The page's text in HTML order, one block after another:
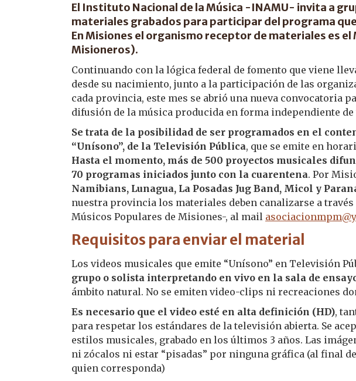
El Instituto Nacional de la Música -INAMU- invita a
materiales grabados para participar del programa que
En Misiones el organismo receptor de materiales es el
Misioneros).
Continuando con la lógica federal de fomento que viene
desde su nacimiento, junto a la participación de las
cada provincia, este mes se abrió una nueva convocatoria
difusión de la música producida en forma independiente de
Se trata de la posibilidad de ser programados en el
“Unísono”, de la Televisión Pública, que se emite en
Hasta el momento, más de 500 proyectos musicales
70 programas iniciados junto con la cuarentena. Por
Namibians, Lunagua, La Posadas Jug Band, Micol y
nuestra provincia los materiales deben canalizarse a
Músicos Populares de Misiones-, al mail
Requisitos para enviar el material
Los videos musicales que emite “Unísono” en Televisión
grupo o solista interpretando en vivo en la sala de
ámbito natural. No se emiten video-clips ni recreaciones
Es necesario que el video esté en alta definición (HD),
para respetar los estándares de la televisión abierta. Se
estilos musicales, grabado en los últimos 3 años. Las
ni zócalos ni estar “pisadas” por ninguna gráfica (al final
quien corresponda)